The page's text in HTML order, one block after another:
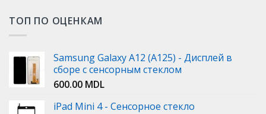
ТОП ПО ОЦЕНКАМ
Samsung Galaxy A12 (A125) - Дисплей в
сборе с сенсорным стеклом
600.00 MDL
iPad Mini 4 - Сенсорное стекло